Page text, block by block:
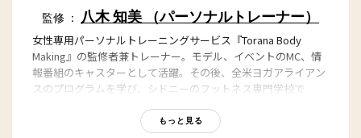
監修 ： 八木 知美 （パーソナルトレーナー）
女性専用パーソナルトレーニングサービス『Torana Body
Making』の監修者兼トレーナー。モデル、イベントのMC、情
報番組のキャスターとして活躍。その後、全米ヨガアライアン
スのプログラムを学び、シドニーのフットネス専門学校で
ラリアと日本にて、ヨガとフィットネスを教えている。
もっと見る